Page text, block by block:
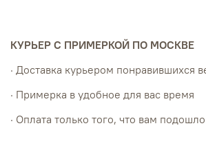
КУРЬЕР С ПРИМЕРКОЙ ПО МОСКВЕ
· Доставка курьером понравившихся
· Примерка в удобное для вас время
· Оплата только того, что вам подошло